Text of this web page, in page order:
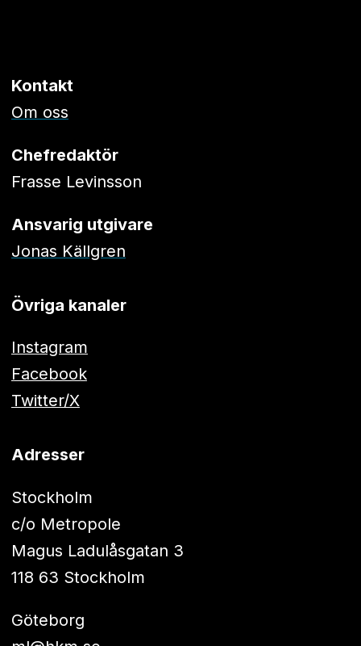
Kontakt
Om oss
Chefredaktör
Frasse Levinsson
Ansvarig utgivare
Jonas Källgren
Övriga kanaler
Instagram
Facebook
Twitter/X
Adresser
Stockholm
c/o Metropole
Magus Ladulåsgatan 3
118 63 Stockholm
Göteborg